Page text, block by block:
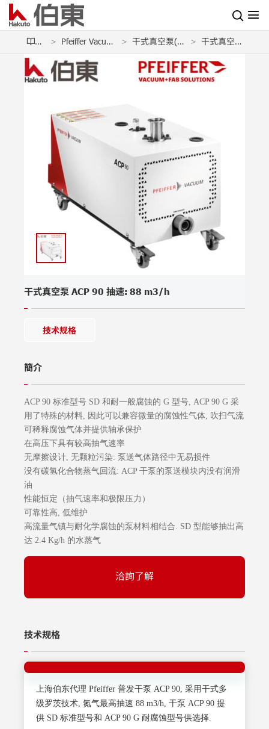
产品 Pfeiffer Vacuum 普发真空 干式真空泵(多级罗茨泵) 干式真空泵 ACP 90
干式真空泵 ACP 90 抽速: 88 m3/h
技术规格
簡介
ACP 90 标准型号 SD 和耐一般腐蚀的 G 型号, ACP 90 G 采
用了特殊的材料, 因此可以兼容微量的腐蚀性气体, 吹扫气流
可稀释腐蚀气体并提供轴承保护
在高压下具有较高抽气速率
无摩擦设计, 无颗粒污染: 泵送气体路径中无易损件
没有碳氢化合物蒸气回流: ACP 干泵的泵送模块内没有润滑
油
性能恒定（抽气速率和极限压力）
可靠性高, 低维护
高流量气镇与耐化学腐蚀的泵材料相结合. SD 型能够抽出高
达 2.4 Kg/h 的水蒸气
洽詢了解
技术规格
上海伯东代理 Pfeiffer 普发干泵 ACP 90, 采用干式多
级罗茨技术, 氮气最高抽速 88 m3/h, 干泵 ACP 90 提
供 SD 标准型号和 ACP 90 G 耐腐蚀型号供选择.